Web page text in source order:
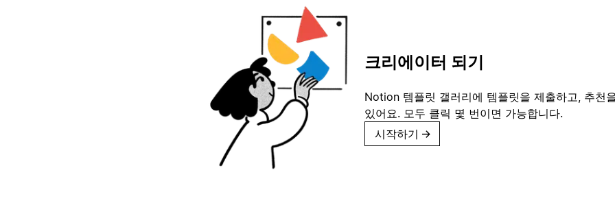
크리에이터 되기
Notion 템플릿 갤러리에 템플릿을 제출하고, 추천
있어요. 모두 클릭 몇 번이면 가능합니다.
시작하기 →